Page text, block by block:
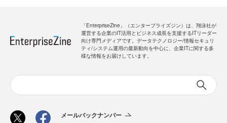
「EnterpriseZine」（エンタープライズジン）は、翔泳社が
運営する企業のIT活用とビジネス成長を支援するITリーダー
向け専門メディアです。データテクノロジー/情報セキュリ
ティ/システム運用の最新動向を中心に、企業ITに関する多
様な情報をお届けしています。
メールバックナンバー